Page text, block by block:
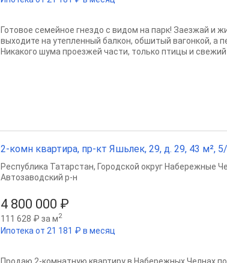
Готовое семейное гнездо с видом на парк! Заезжай и
выходите на утепленный балкон, обшитый вагонкой, а
Никакого шума проезжей части, только птицы и свежий
2-комн квартира, пр-кт Яшьлек, 29, д. 29, 43 м²,
4 800 000 ₽
111 628 ₽ за м2
Ипотека от 21 181 ₽ в месяц
Республика Татарстан, Городской округ Набережные
Автозаводский р-н